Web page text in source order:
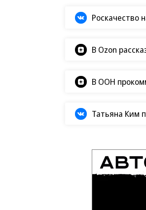
Роскачество
В Ozon
В ООН
Татьяна Ким